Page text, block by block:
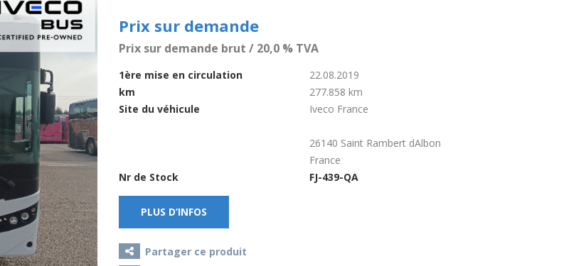
Prix sur demande
Prix sur demande brut / 20,0 % TVA
1ère mise en circulation
22.08.2019
km
277.858 km
Site du véhicule
Iveco France
26140 Saint Rambert dAlbon
France
Nr de Stock
FJ-439-QA
PLUS D’INFOS
Partager ce produit